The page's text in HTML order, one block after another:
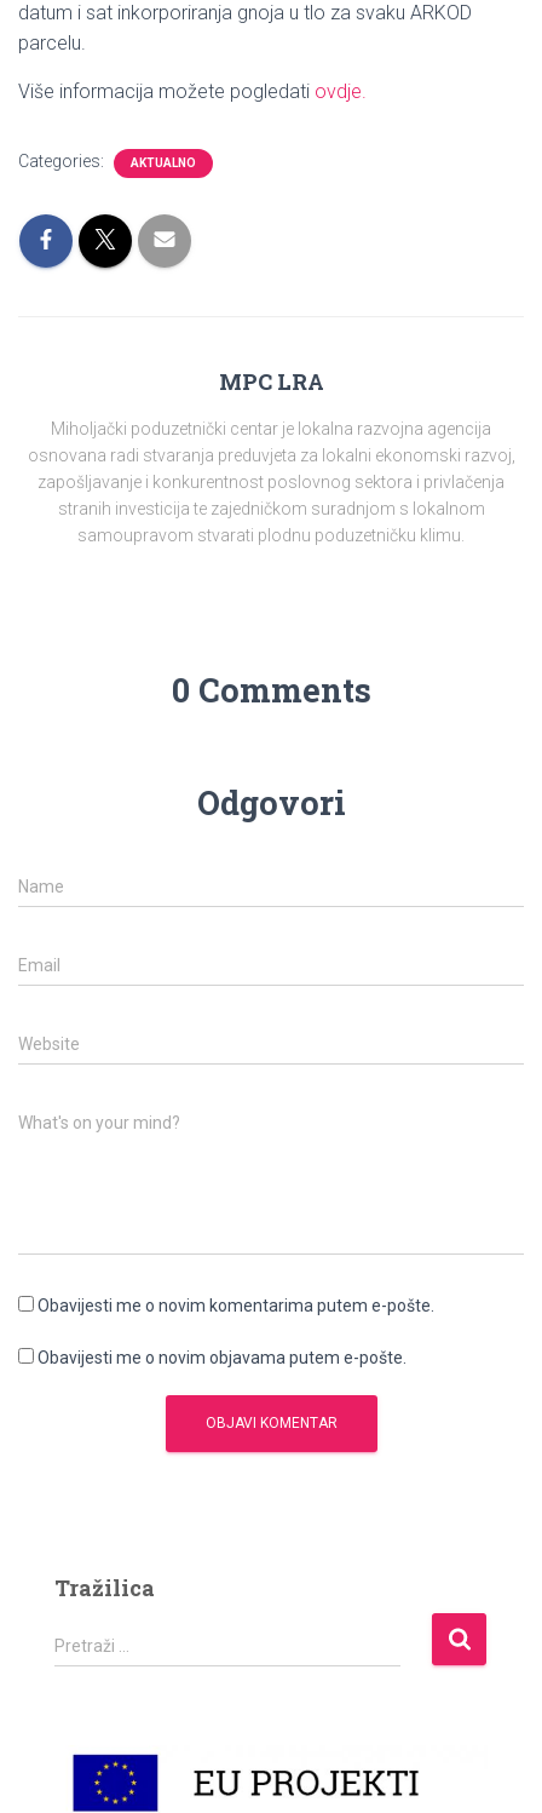
datum i sat inkorporiranja gnoja u tlo za svaku ARKOD
parcelu.
Više informacija možete pogledati ovdje.
Categories: AKTUALNO
MPC LRA
Miholjački poduzetnički centar je lokalna razvojna agencija
osnovana radi stvaranja preduvjeta za lokalni ekonomski razvoj,
zapošljavanje i konkurentnost poslovnog sektora i privlačenja
stranih investicija te zajedničkom suradnjom s lokalnom
samoupravom stvarati plodnu poduzetničku klimu.
0 Comments
Odgovori
Name
Email
Website
What's on your mind?
Obavijesti me o novim komentarima putem e-pošte.
Obavijesti me o novim objavama putem e-pošte.
Tražilica
P
r
Pretraži …